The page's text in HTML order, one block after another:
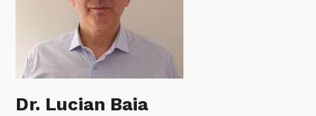
Dr. Lucian Baia